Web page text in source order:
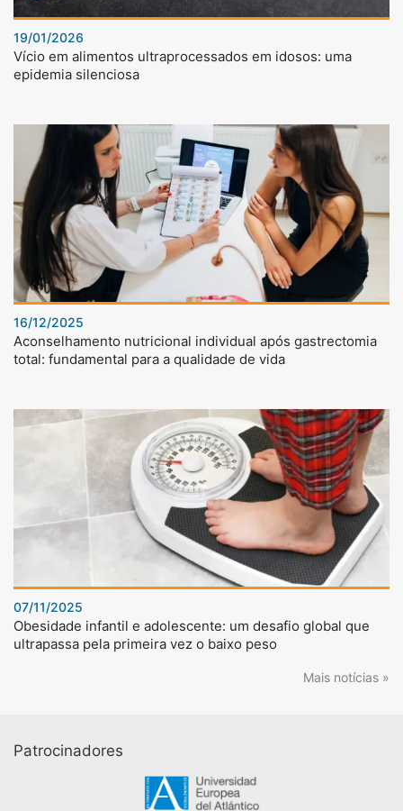
19/01/2026
Vício em alimentos ultraprocessados em idosos: uma
epidemia silenciosa
16/12/2025
Aconselhamento nutricional individual após gastrectomia
total: fundamental para a qualidade de vida
07/11/2025
Obesidade infantil e adolescente: um desafio global que
ultrapassa pela primeira vez o baixo peso
Mais notícias »
Patrocinadores